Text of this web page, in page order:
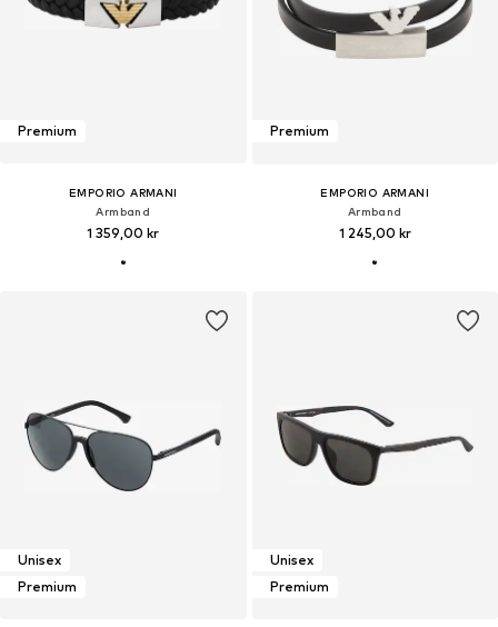
Premium
EMPORIO ARMANI
Armband
1 359,00 kr
Premium
EMPORIO ARMANI
Armband
1 245,00 kr
Unisex
Premium
Unisex
Premium